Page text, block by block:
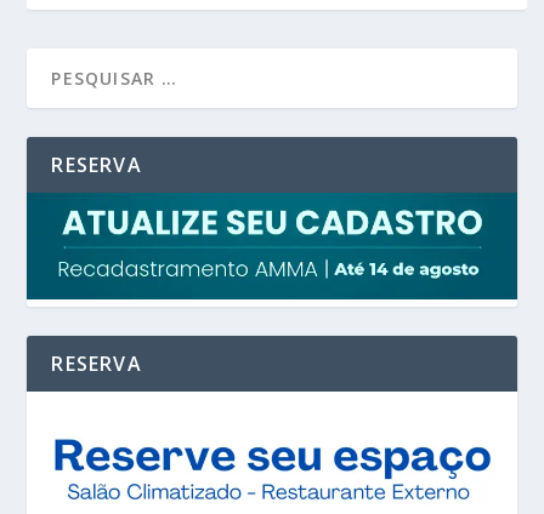
RESERVA
RESERVA